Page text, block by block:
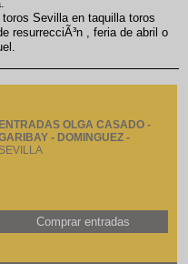
Sevilla en taquilla toros
resurrecciÃ³n , feria de abril o
ENTRADAS OLGA CASADO -
- DOMINGUEZ -
SEVILLA
Comprar entradas